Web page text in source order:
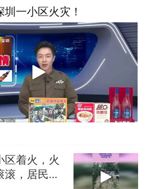
一小区火灾！
区着火，火
，居民们